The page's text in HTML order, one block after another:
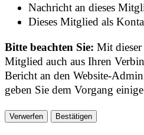
Nachricht an dieses
Dieses Mitglied als
Bitte beachten Sie:Mit
Mitglied auch aus Ihren
Bericht an den Website-
geben Sie dem Vorgang
Bestätigen